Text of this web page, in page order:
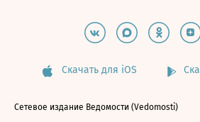
Скачать для iOS
Сетевое издание Ведомости (Vedomosti)